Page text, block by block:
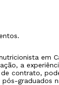
em
a
contrato,
graduados